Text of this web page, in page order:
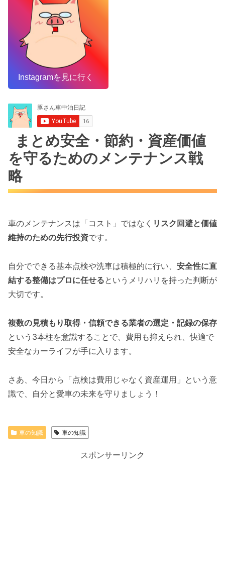
Instagramを見に行く
まとめ安全・節約・資産価値
を守るためのメンテナンス戦
略
車のメンテナンスは「コスト」ではなく リスク回避と価値
維持のための先行投資です。
自分でできる基本点検や洗車は積極的に行い、 安全性に直
結する整備はプロに任せるというメリハリを持った判断が
大切です。
複数の見積もり取得・信頼できる業者の選定・記録の保存
という3本柱を意識することで、費用も抑えられ、快適で
安全なカーライフが手に入ります。
さあ、今日から「点検は費用じゃなく資産運用」という意
識で、自分と愛車の未来を守りましょう！
車の知識 車の知識
スポンサーリンク